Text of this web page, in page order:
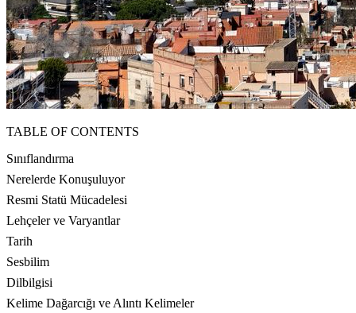
TABLE OF CONTENTS
Sınıflandırma
Nerelerde Konuşuluyor
Resmi Statü Mücadelesi
Lehçeler ve Varyantlar
Tarih
Sesbilim
Dilbilgisi
Kelime Dağarcığı ve Alıntı Kelimeler